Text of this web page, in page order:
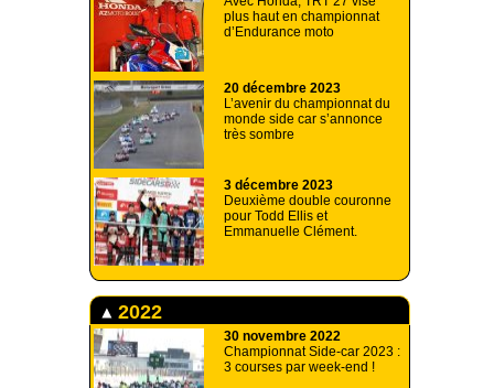
plus haut en championnat
d’Endurance moto
20 décembre 2023
L’avenir du championnat du
monde side car s’annonce
très sombre
3 décembre 2023
Deuxième double couronne
pour Todd Ellis et
Emmanuelle Clément.
2022
30 novembre 2022
Championnat Side-car 2023 :
3 courses par week-end !